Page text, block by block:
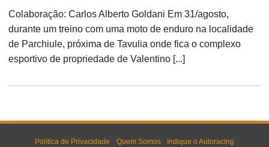
Colaboração: Carlos Alberto Goldani Em 31/agosto,
durante um treino com uma moto de enduro na localidade
de Parchiule, próxima de Tavulia onde fica o complexo
esportivo de propriedade de Valentino [...]
Política de Privacidade Quem Somos
Indique o Autoracing